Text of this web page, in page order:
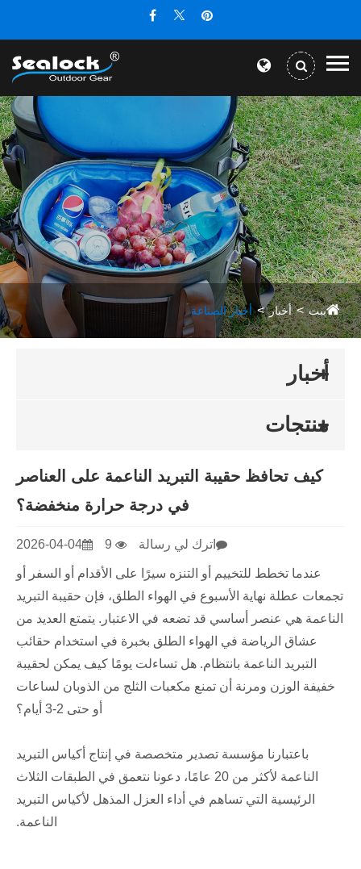
بيت أخبار أخبار الصناعة
أخبار
منتجات
كيف تحافظ حقيبة التبريد الناعمة على العناصر
في درجة حرارة منخفضة؟
2026-04-04 اترك لي رسالة
عندما تخطط للتخييم أو التنزه سيرًا على الأقدام أو السفر أو
تجمعات عطلة نهاية الأسبوع في الهواء الطلق، فإن حقيبة التبريد
الناعمة هي عنصر أساسي قد تضعه في الاعتبار. يتمتع العديد من
عشاق الرياضة في الهواء الطلق بخبرة في استخدام حقائب
التبريد الناعمة بانتظام. هل تساءلت يومًا كيف يمكن لحقيبة
خفيفة الوزن ومرنة أن تمنع مكعبات الثلج من الذوبان لساعات
أو حتى 2-3 أيام؟
باعتبارنا مؤسسة تصدير متخصصة في إنتاج أكياس التبريد
الناعمة لأكثر من 20 عامًا، دعونا نتعمق في الطبقات الثلاث
الرئيسية التي تساهم في أداء العزل المذهل لأكياس التبريد
الناعمة.